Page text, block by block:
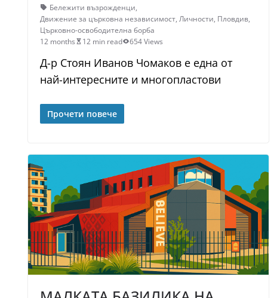
Бележити възрожденци,
Движение за църковна независимост, Личности, Пловдив,
Църковно-освободителна борба
12 months
12 min read 654 Views
Д-р Стоян Иванов Чомаков е една от
най-интересните и многопластови
Прочети повече